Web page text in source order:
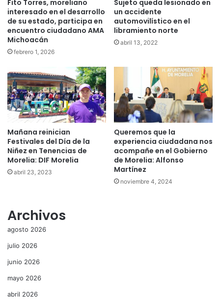
Fito Torres, moreliano
interesado en el desarrollo
de su estado, participa en
encuentro ciudadano AMA
Michoacán
febrero 1, 2026
Sujeto queda lesionado en
un accidente
automovilístico en el
libramiento norte
abril 13, 2022
Mañana reinician
Festivales del Día de la
Niñez en Tenencias de
Morelia: DIF Morelia
abril 23, 2023
Queremos que la
experiencia ciudadana nos
acompañe en el Gobierno
de Morelia: Alfonso
Martínez
noviembre 4, 2024
Archivos
agosto 2026
julio 2026
junio 2026
mayo 2026
abril 2026